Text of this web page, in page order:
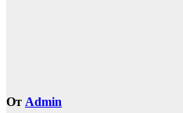
От Admin